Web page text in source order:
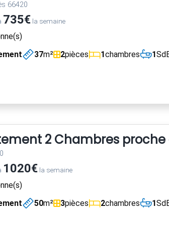
66420
735€la semaine
37m² 2pièces 1chambres 1
2 Chambres proche
1020€la semaine
50m² 3pièces 2chambres 1